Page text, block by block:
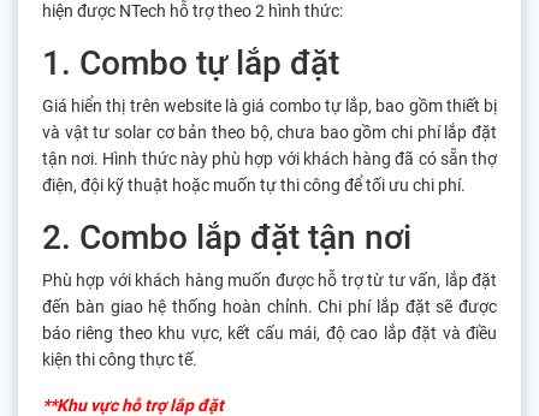
hiện được NTech hỗ trợ theo 2 hình thức:
1. Combo tự lắp đặt
Giá hiển thị trên website là giá combo tự lắp, bao gồm thiết bị
và vật tư solar cơ bản theo bộ, chưa bao gồm chi phí lắp đặt
tận nơi. Hình thức này phù hợp với khách hàng đã có sẵn thợ
điện, đội kỹ thuật hoặc muốn tự thi công để tối ưu chi phí.
2. Combo lắp đặt tận nơi
Phù hợp với khách hàng muốn được hỗ trợ từ tư vấn, lắp đặt
đến bàn giao hệ thống hoàn chỉnh. Chi phí lắp đặt sẽ được
báo riêng theo khu vực, kết cấu mái, độ cao lắp đặt và điều
kiện thi công thực tế.
**Khu vực hỗ trợ lắp đặt